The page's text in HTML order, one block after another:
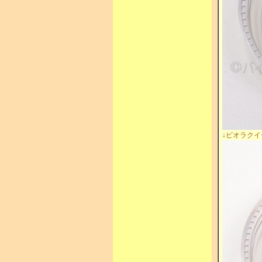
↓ビオラク